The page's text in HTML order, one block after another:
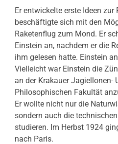
Er entwickelte erste Ideen
beschäftigte sich mit den
Raketenflug zum Mond. Er
Einstein an, nachdem er die
ihm gelesen hatte. Einstein
Vielleicht war Einstein die
an der Krakauer Jagiellonen-
Philosophischen Fakultät
Er wollte nicht nur die
sondern auch die
studieren. Im Herbst 1924
nach Paris.